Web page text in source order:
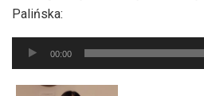
Palińska:
Odtwarzacz
plików
dźwiękowych
00:00